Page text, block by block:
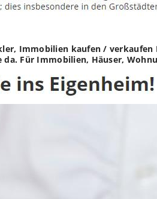
Immobilien kaufen /
da. Für Immobilien, Häuser,